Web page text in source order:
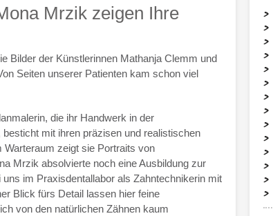
Mrzik zeigen Ihre
Bilder der Künstlerinnen Mathanja Clemm und
Seiten unserer Patienten kam schon viel
die ihr Handwerk in der
mit ihren präzisen und realistischen
zeigt sie Portraits von
Mrzik absolvierte noch eine Ausbildung zur
im Praxisdentallabor als Zahntechnikerin mit
Blick fürs Detail lassen hier feine
von den natürlichen Zähnen kaum